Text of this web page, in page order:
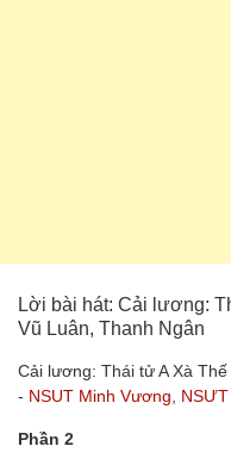
Lời bài hát: Cải lương:
Vũ Luân, Thanh Ngân
Cải lương: Thái tử A Xà
- NSUT Minh Vương
Phần 2